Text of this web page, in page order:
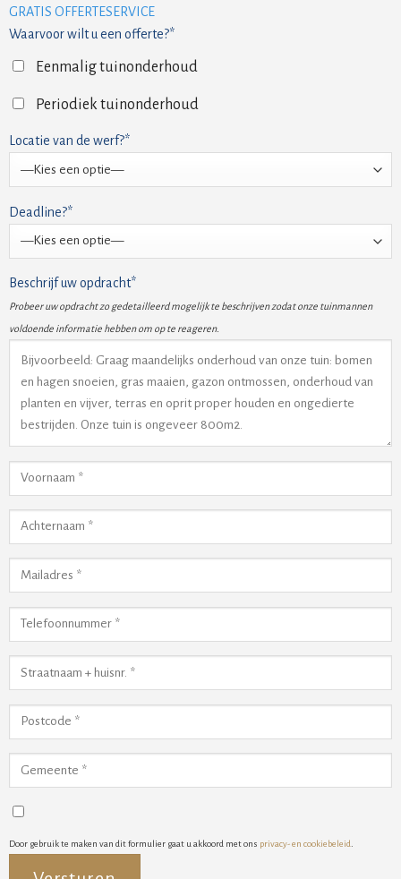
GRATIS OFFERTESERVICE
Waarvoor wilt u een offerte?*
Eenmalig tuinonderhoud
Periodiek tuinonderhoud
Locatie van de werf?*
Deadline?*
Beschrijf uw opdracht*
Probeer uw opdracht zo gedetailleerd mogelijk te beschrijven zodat onze tuinmannen
voldoende informatie hebben om op te reageren.
Door gebruik te maken van dit formulier gaat u akkoord met ons privacy- en cookiebeleid